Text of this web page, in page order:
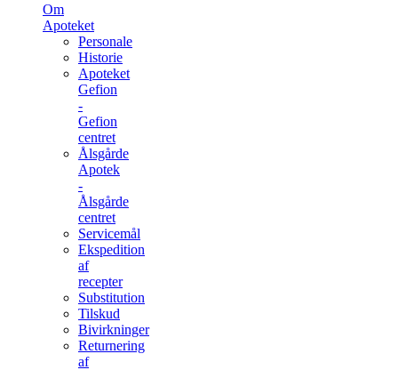
Om
Apoteket
Personale
Historie
Apoteket
Gefion
-
Gefion
centret
Ålsgårde
Apotek
-
Ålsgårde
centret
Servicemål
Ekspedition
af
recepter
Substitution
Tilskud
Bivirkninger
Returnering
af